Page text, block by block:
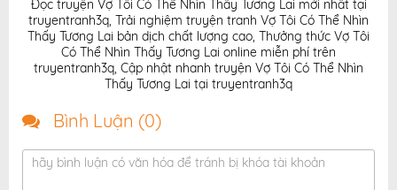
Đọc truyện Vợ Tôi Có Thể Nhìn Thấy Tương Lai mới nhất tại
truyentranh3q, Trải nghiệm truyện tranh Vợ Tôi Có Thể Nhìn
Thấy Tương Lai bản dịch chất lượng cao, Thưởng thức Vợ Tôi
Có Thể Nhìn Thấy Tương Lai online miễn phí trên
truyentranh3q, Cập nhật nhanh truyện Vợ Tôi Có Thể Nhìn
Thấy Tương Lai tại truyentranh3q
Bình Luận (0)
hãy bình luận có văn hóa để tránh bị khóa tài khoản